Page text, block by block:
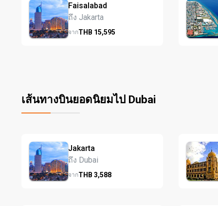
Faisalabad
ถึง Jakarta
จากTHB 15,595
เส้นทางบินยอดนิยมไป Dubai
Jakarta
ถึง Dubai
จากTHB 3,588